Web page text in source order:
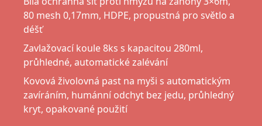
80 mesh 0,17mm, HDPE, propustná pro světlo a
déšť
Zavlažovací koule 8ks s kapacitou 280ml,
průhledné, automatické zalévání
Kovová živolovná past na myši s automatickým
zavíráním, humánní odchyt bez jedu, průhledný
kryt, opakované použití